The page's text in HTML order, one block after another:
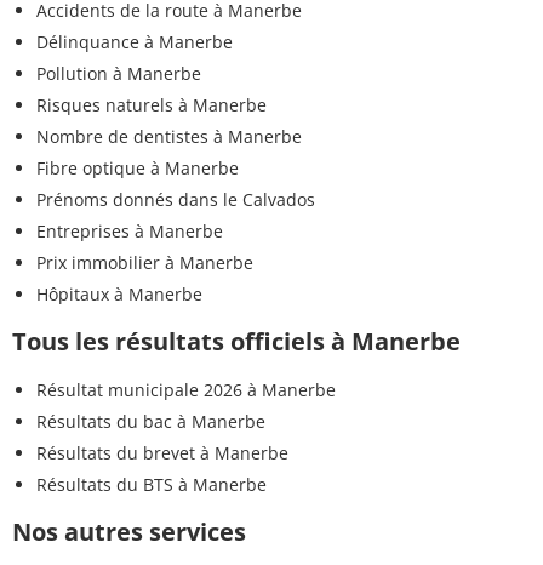
Accidents de la route à Manerbe
Délinquance à Manerbe
Pollution à Manerbe
Risques naturels à Manerbe
Nombre de dentistes à Manerbe
Fibre optique à Manerbe
Prénoms donnés dans le Calvados
Entreprises à Manerbe
Prix immobilier à Manerbe
Hôpitaux à Manerbe
Tous les résultats officiels à Manerbe
Résultat municipale 2026 à Manerbe
Résultats du bac à Manerbe
Résultats du brevet à Manerbe
Résultats du BTS à Manerbe
Nos autres services